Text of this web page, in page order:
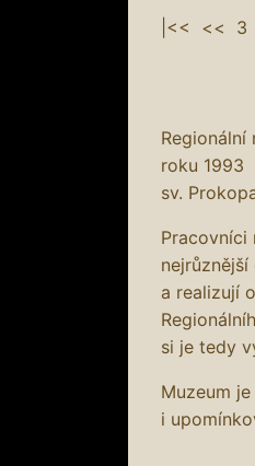
|<< << 3
roku 1993
sv.
a realizují
si je tedy
Muzeum
i